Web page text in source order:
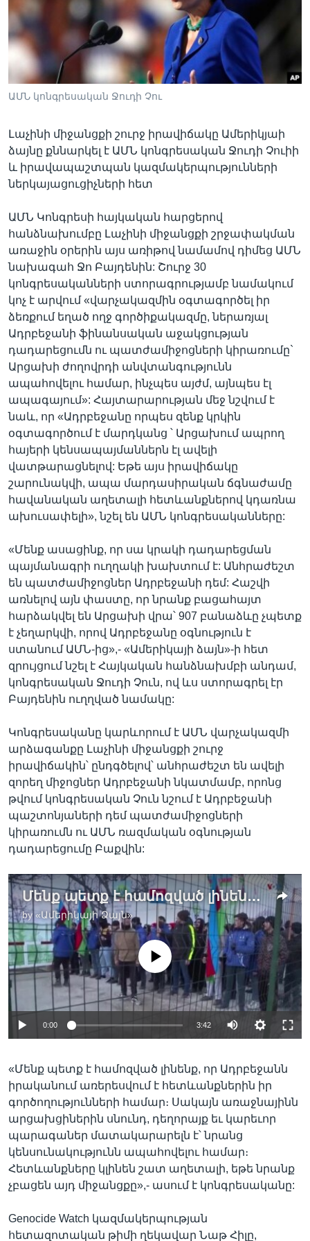
Լեզուներ
ԱՄՆ կոնգրեսական Ջուդի Չու
Լաչինի միջանցքի շուրջ իրավիճակը Ամերիկյաի
ձայնը քննարկել է ԱՄՆ կոնգրեսական Ջուդի Չուիի
և իրավապաշտպան կազմակերպությունների
ներկայացուցիչների հետ
ԱՄՆ Կոնգրեսի հայկական հարցերով
հանձնախումբը Լաչինի միջանցքի շրջափակման
առաջին օրերին այս առիթով նամամով դիմեց ԱՄՆ
նախագահ Ջո Բայդենին: Շուրջ 30
կոնգրեսականների ստորագրությամբ նամակում
կոչ է արվում «վարչակազմին օգտագործել իր
ձեռքում եղած ողջ գործիքակազմը, ներառյալ
Ադրբեջանի ֆինանսական աջակցության
դադարեցումն ու պատժամիջոցների կիրառումը`
Արցախի ժողովրդի անվտանգությունն
ապահովելու համար, ինչպես այժմ, այնպես էլ
ապագայում»: Հայտարարության մեջ նշվում է
նաև, որ «Ադրբեջանը որպես զենք կրկին
օգտագործում է մարդկանց ՝ Արցախում ապրող
հայերի կենսապայմաններն էլ ավելի
վատթարացնելով: Եթե այս իրավիճակը
շարունակվի, ապա մարդասիրական ճգնաժամը
հավանական աղետալի հետևանքներով կդառնա
ախուսափելի», նշել են ԱՄՆ կոնգրեսականները:
«Մենք ասացինք, որ սա կրակի դադարեցման
պայմանագրի ուղղակի խախտում է: Անհրաժեշտ
են պատժամիջոցներ Ադրբեջանի դեմ: Հաշվի
առնելով այն փաստը, որ նրանք բացահայտ
հարձակվել են Արցախի վրա՝ 907 բանաձևը չպետք
է չեղարկվի, որով Ադրբեջանը օգնություն է
ստանում ԱՄՆ-ից»,- «Ամերիկայի ձայն»-ի հետ
զրույցում նշել է Հայկական հանձնախմբի անդամ,
կոնգրեսական Ջուդի Չուն, ով ևս ստորագրել էր
Բայդենին ուղղված նամակը:
Կոնգրեսականը կարևորում է ԱՄՆ վարչակազմի
արձագանքը Լաչինի միջանցքի շուրջ
իրավիճակին՝ ընդգծելով՝ անհրաժեշտ են ավելի
զորեղ միջոցներ Ադրբեջանի նկատմամբ, որոնց
թվում կոնգրեսական Չուն նշում է Ադրբեջանի
պաշտոնյաների դեմ պատժամիջոցների
կիրառումն ու ԱՄՆ ռազմական օգնության
դադարեցումը Բաքվին:
Մենք պետք է համոզված լինենք, որ Ադրբեջանն իրականում առերեսվում է հետևանքներին իր գործողությունների համար. ԱՄՆ կոնգրեսական Ջուդի Չու
by «Ամերիկայի Ձայն»
No media source currently available
0:00 3:42
«Մենք պետք է համոզված լինենք, որ Ադրբեջանն
իրականում առերեսվում է հետևանքներին իր
գործողությունների համար։ Սակայն առաջնայինն
արցախցիներին սնունդ, դեղորայք եւ կարեւոր
պարագաներ մատակարարելն է՝ նրանց
կենսունակությունն ապահովելու համար։
Հետևանքները կլինեն շատ աղետալի, եթե նրանք
չբացեն այդ միջանցքը»,- ասում է կոնգրեսականը:
Genocide Watch կազմակերպության
հետազոտական թիմի ղեկավար Նաթ Հիլը,